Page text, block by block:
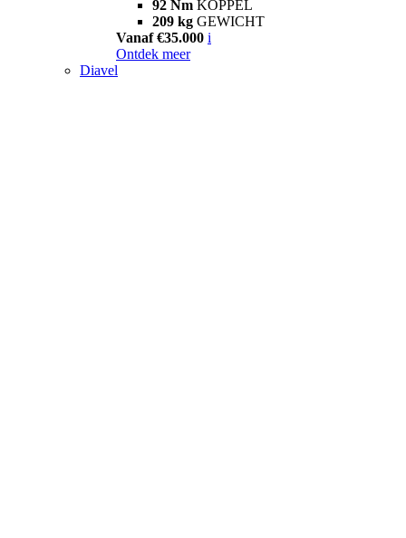
92 Nm KOPPEL
209 kg GEWICHT
Vanaf €35.000 i
Ontdek meer
Diavel